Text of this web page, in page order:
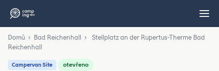
Domů › Bad Reichenhall ›
Stellplatz an der Rupertus-Therme Bad
Reichenhall
Campervan Site otevřeno